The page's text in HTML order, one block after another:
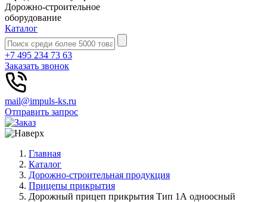
Дорожно-строительное
оборудование
Каталог
+7 495 234 73 63
Заказать звонок
mail@impuls-ks.ru
Отправить запрос
Главная
Каталог
Дорожно-строительная продукция
Прицепы прикрытия
Дорожный прицеп прикрытия Тип 1А одноосный